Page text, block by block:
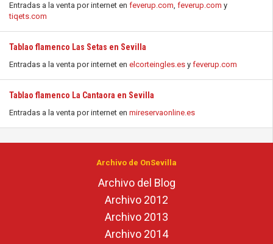
Entradas a la venta por internet en feverup.com, feverup.com y
tiqets.com
Tablao flamenco Las Setas en Sevilla
Entradas a la venta por internet en elcorteingles.es y feverup.com
Tablao flamenco La Cantaora en Sevilla
Entradas a la venta por internet en mireservaonline.es
Archivo de OnSevilla
Archivo del Blog
Archivo 2012
Archivo 2013
Archivo 2014